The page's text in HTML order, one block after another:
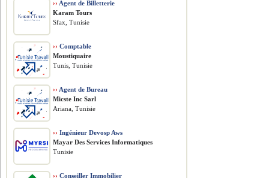
›› Agent de Billetterie
Karam Tours
Sfax, Tunisie
›› Comptable
Moustiquaire
Tunis, Tunisie
›› Agent de Bureau
Micste Inc Sarl
Ariana, Tunisie
›› Ingénieur Devosp Aws
Mayar Des Services Informatiques
Tunisie
›› Conseiller Immobilier